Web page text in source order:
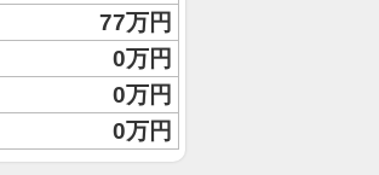
77万円
0万円
0万円
0万円